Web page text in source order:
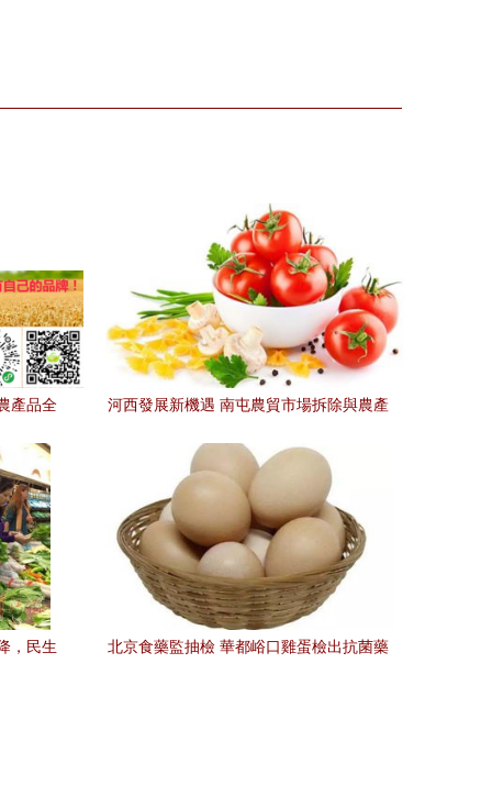
產品全
河西發展新機遇 南屯農貿市場拆除與農產
，民生
北京食藥監抽檢 華都峪口雞蛋檢出抗菌藥